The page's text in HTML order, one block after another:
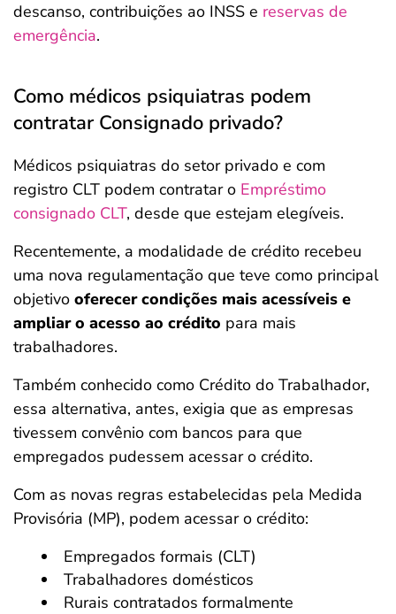
descanso, contribuições ao INSS e reservas de
emergência.
Como médicos psiquiatras podem
contratar Consignado privado?
Médicos psiquiatras do setor privado e com
registro CLT podem contratar o Empréstimo
consignado CLT, desde que estejam elegíveis.
Recentemente, a modalidade de crédito recebeu
uma nova regulamentação que teve como principal
objetivo oferecer condições mais acessíveis e
ampliar o acesso ao crédito para mais
trabalhadores.
Também conhecido como Crédito do Trabalhador,
essa alternativa, antes, exigia que as empresas
tivessem convênio com bancos para que
empregados pudessem acessar o crédito.
Com as novas regras estabelecidas pela Medida
Provisória (MP), podem acessar o crédito:
Empregados formais (CLT)
Trabalhadores domésticos
Rurais contratados formalmente